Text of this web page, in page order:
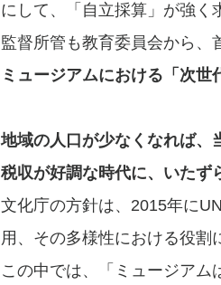
にして、「自立採算」が強く
監督所管も教育委員会から、
ミュージアムにおける「次世
地域の人口が少なくなれば、
税収が好調な時代に、いたず
文化庁の方針は、2015年に
用、その多様性における役割
この中では、「ミュージアム